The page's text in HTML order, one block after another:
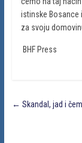
istinske Bosance
za svoju
BHF Press
← Skandal, jad i